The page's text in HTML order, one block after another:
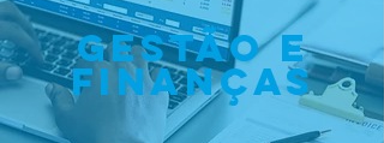
gestão e
finanças